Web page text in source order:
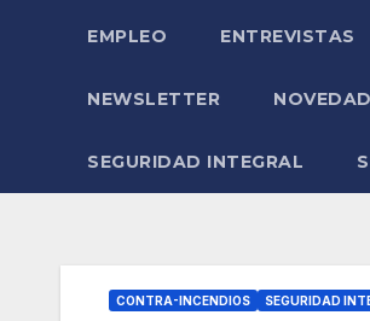
EMPLEO ENTREVISTAS
NEWSLETTER
SEGURIDAD INTEGRAL
CONTRA-INCENDIOS SEGURIDAD